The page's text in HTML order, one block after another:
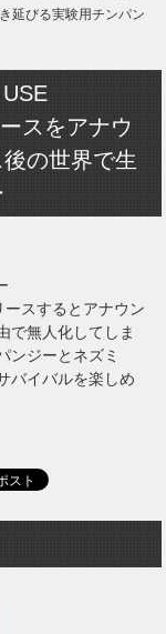
延びる実験用チンパン
スをアナウ
の世界で生
ースするとアナウン
で無人化してしま
ンジーとネズミ
バイバルを楽しめ